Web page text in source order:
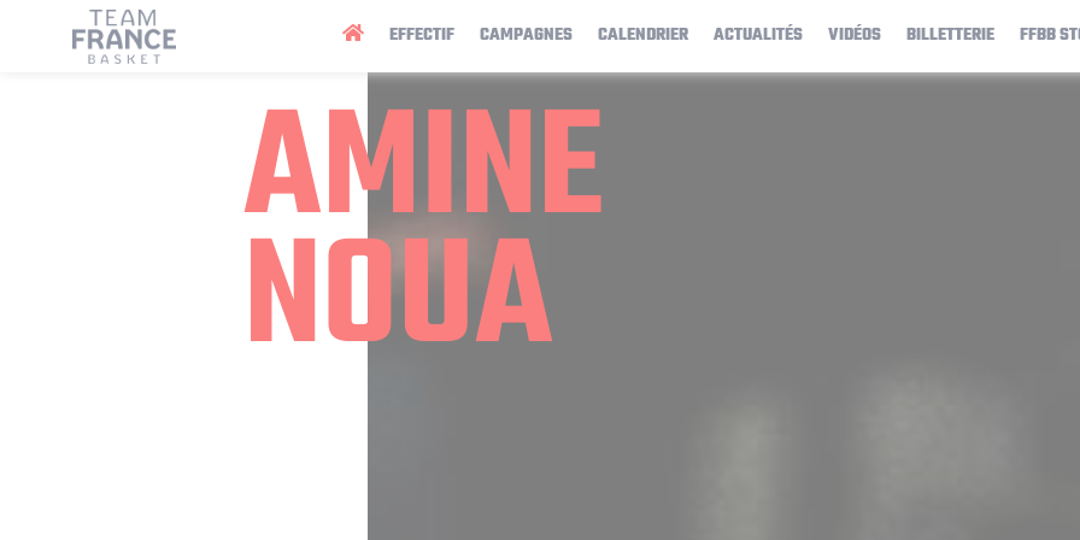
EFFECTIF CAMPAGNES CALENDRIER ACTUALITÉS VIDÉOS BILLETTERIE FFBB
AMINE
NOUA
Panneau de gestion des cookies